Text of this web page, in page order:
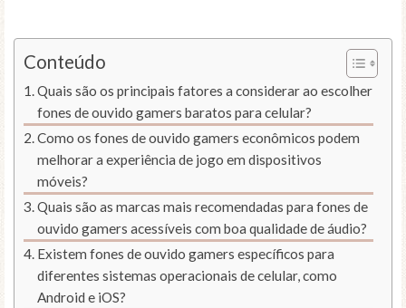
Conteúdo
Quais são os principais fatores a considerar ao escolher
fones de ouvido gamers baratos para celular?
Como os fones de ouvido gamers econômicos podem
melhorar a experiência de jogo em dispositivos
móveis?
Quais são as marcas mais recomendadas para fones de
ouvido gamers acessíveis com boa qualidade de áudio?
Existem fones de ouvido gamers específicos para
diferentes sistemas operacionais de celular, como
Android e iOS?